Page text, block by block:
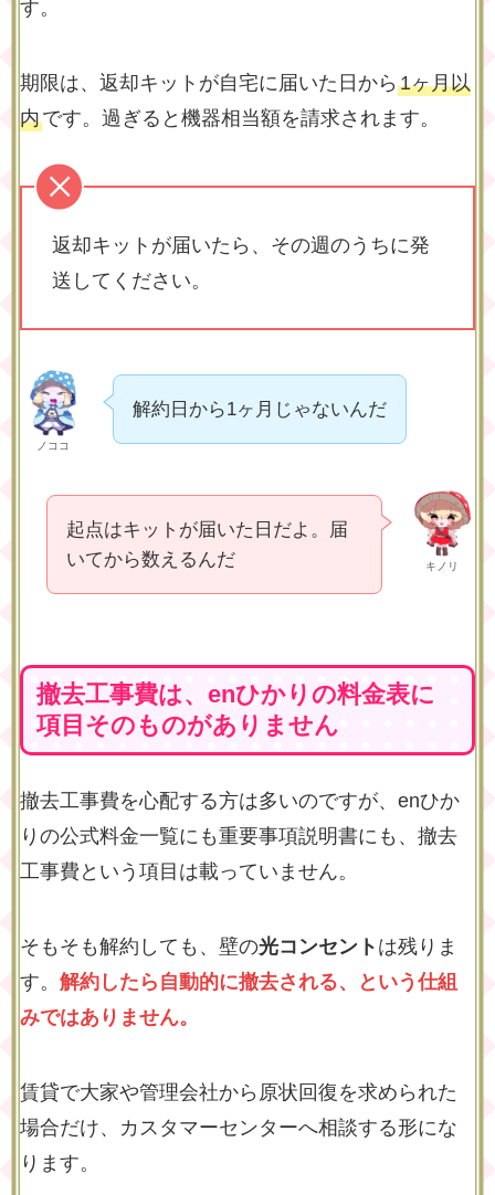
す。
期限は、返却キットが自宅に届いた日から 1ヶ月以
内です。過ぎると機器相当額を請求されます。
返却キットが届いたら、その週のうちに発
送してください。
ノココ
解約日から1ヶ月じゃないんだ
キノリ
起点はキットが届いた日だよ。届
いてから数えるんだ
撤去工事費は、enひかりの料金表に
項目そのものがありません
撤去工事費を心配する方は多いのですが、enひか
りの公式料金一覧にも重要事項説明書にも、撤去
工事費という項目は載っていません。
そもそも解約しても、壁の光コンセント は残りま
す。 解約したら自動的に撤去される、という仕組
みではありません。
賃貸で大家や管理会社から原状回復を求められた
場合だけ、カスタマーセンターへ相談する形にな
ります。